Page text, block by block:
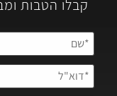
קבלו הטבות